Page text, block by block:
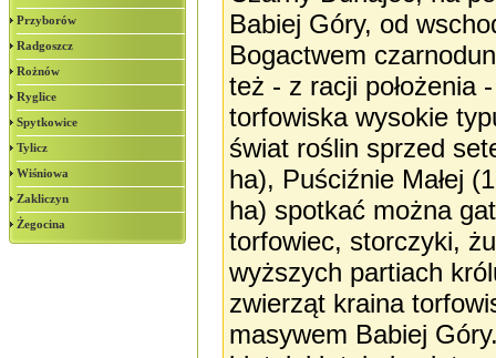
Przyborów
Radgoszcz
Rożnów
Ryglice
Spytkowice
Tylicz
Wiśniowa
Zakliczyn
Żegocina
Babiej Góry, od
Bogactwem
też - z racji położenia
torfowiska wysokie
świat roślin sprzed
ha), Puściźnie Małej
ha) spotkać można
torfowiec, storczyki,
wyższych partiach
zwierząt kraina
masywem Babiej